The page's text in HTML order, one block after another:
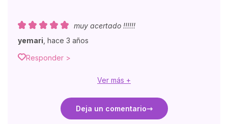
muy acertado !!!!!!
yemari hace 3 años
Responder >
Ver más +
Deja un comentario